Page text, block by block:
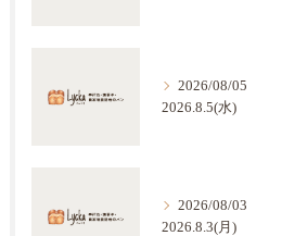
2026/08/05
2026.8.5(水)
2026/08/03
2026.8.3(月)